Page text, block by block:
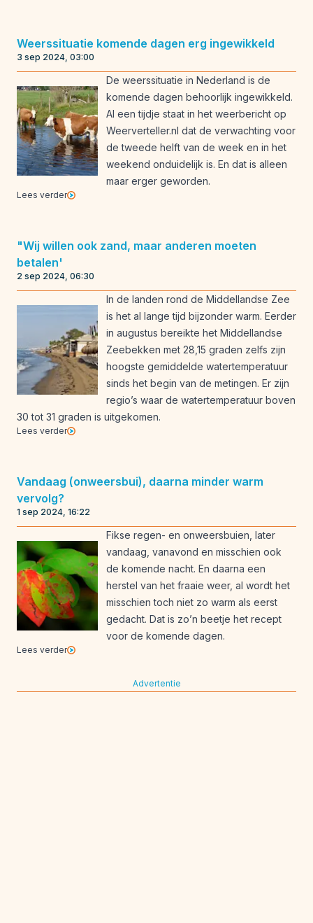
Weerssituatie komende dagen erg ingewikkeld
3 sep 2024, 03:00
De weerssituatie in Nederland is de
komende dagen behoorlijk ingewikkeld.
Al een tijdje staat in het weerbericht op
Weerverteller.nl dat de verwachting voor
de tweede helft van de week en in het
weekend onduidelijk is. En dat is alleen
maar erger geworden.
Lees verder
"Wij willen ook zand, maar anderen moeten
betalen'
2 sep 2024, 06:30
In de landen rond de Middellandse Zee
is het al lange tijd bijzonder warm. Eerder
in augustus bereikte het Middellandse
Zeebekken met 28,15 graden zelfs zijn
hoogste gemiddelde watertemperatuur
sinds het begin van de metingen. Er zijn
regio’s waar de watertemperatuur boven
30 tot 31 graden is uitgekomen.
Lees verder
Vandaag (onweersbui), daarna minder warm
vervolg?
1 sep 2024, 16:22
Fikse regen- en onweersbuien, later
vandaag, vanavond en misschien ook
de komende nacht. En daarna een
herstel van het fraaie weer, al wordt het
misschien toch niet zo warm als eerst
gedacht. Dat is zo’n beetje het recept
voor de komende dagen.
Lees verder
Advertentie